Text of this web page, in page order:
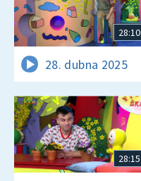
28:10
28. dubna 2025
28:15